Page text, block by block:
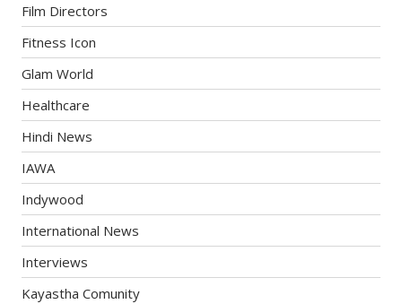
Film Directors
Fitness Icon
Glam World
Healthcare
Hindi News
IAWA
Indywood
International News
Interviews
Kayastha Comunity